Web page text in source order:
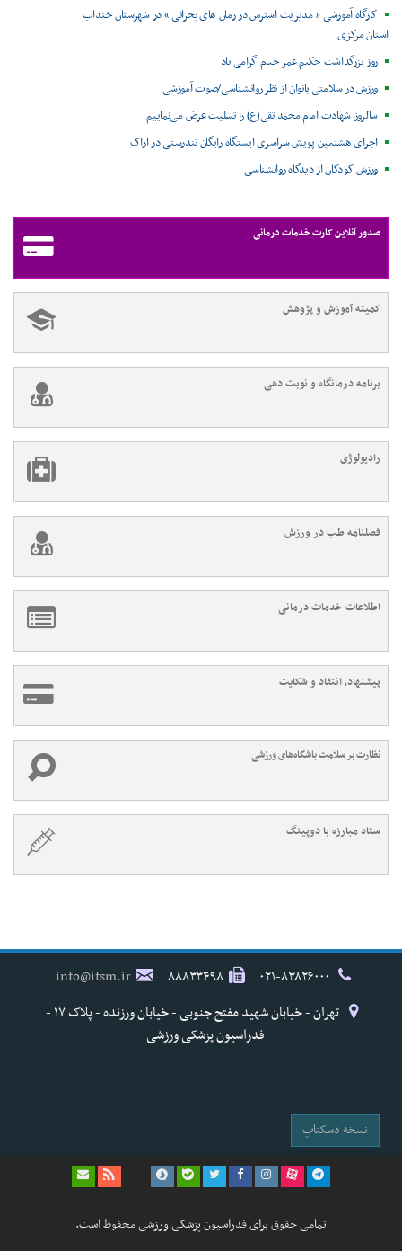
کارگاه آموزشی « مدیریت استرس در زمان های بحرانی » در شهرستان خنداب
استان مرکزی
روز بزرگداشت حکیم عمر خیام گرامی باد
ورزش در سلامتی بانوان از نظر روانشناسی/صوت آموزشی
سالروز شهادت امام محمد تقی(ع) را تسلیت عرض می‌نماییم
اجرای هشتمین پویش سراسری ایستگاه رایگان تندرستی در اراک
ورزش کودکان از دیدگاه روانشناسی
صدور آنلاین کارت خدمات درمانی
کمیته آموزش و پژوهش
برنامه درمانگاه و نوبت دهی
رادیولوژی
فصلنامه طب در ورزش
اطلاعات خدمات درمانی
پیشنهاد، انتقاد و شکایت
نظارت بر سلامت باشگاه‌های ورزشی
ستاد مبارزه با دوپینگ
۸۸۸۳۳۴۹۸
info@ifsm.ir
تهران - خیابان شهید مفتح جنوبی - خیابان ورزنده - پلاک ۱۷ -
فدراسیون پزشکی ورزشی
نسخه دسکتاپ
تمامی حقوق برای فدراسیون پزشکی ورزشی محفوظ است.